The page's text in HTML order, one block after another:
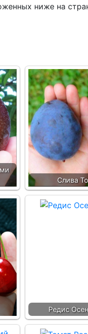
ниже на
Слива
Редис